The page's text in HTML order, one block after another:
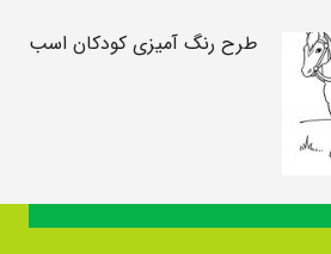
طرح رنگ آمیزی کودکان اسب